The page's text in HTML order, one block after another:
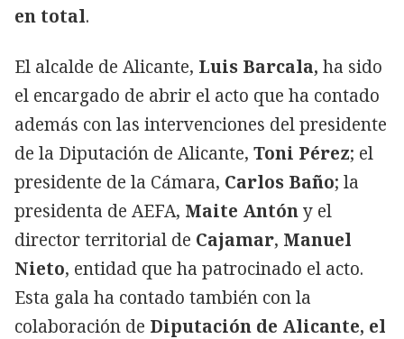
en total.
El alcalde de Alicante, Luis Barcala, ha sido
el encargado de abrir el acto que ha contado
además con las intervenciones del presidente
de la Diputación de Alicante, Toni Pérez; el
presidente de la Cámara, Carlos Baño; la
presidenta de AEFA, Maite Antóny el
director territorial de Cajamar, Manuel
Nieto, entidad que ha patrocinado el acto.
Esta gala ha contado también con la
colaboración de Diputación de Alicante, el